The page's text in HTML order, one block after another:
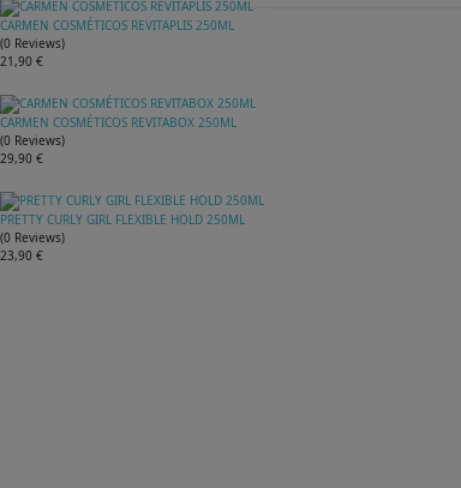
CARMEN COSMÉTICOS REVITAPLIS 250ML
(0 Reviews)
21,90 €
CARMEN COSMÉTICOS REVITABOX 250ML
(0 Reviews)
29,90 €
PRETTY CURLY GIRL FLEXIBLE HOLD 250ML
(0 Reviews)
23,90 €